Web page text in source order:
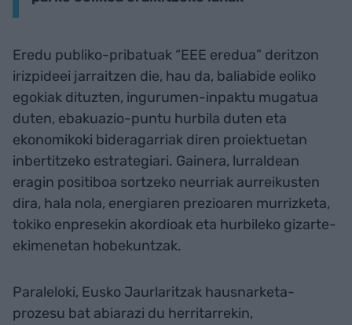
Eredu publiko-pribatuak “EEE eredua” deritzon
irizpideei jarraitzen die, hau da, baliabide eoliko
egokiak dituzten, ingurumen-inpaktu mugatua
duten, ebakuazio-puntu hurbila duten eta
ekonomikoki bideragarriak diren proiektuetan
inbertitzeko estrategiari. Gainera, lurraldean
eragin positiboa sortzeko neurriak aurreikusten
dira, hala nola, energiaren prezioaren murrizketa,
tokiko enpresekin akordioak eta hurbileko gizarte-
ekimenetan hobekuntzak.
Paraleloki, Eusko Jaurlaritzak hausnarketa-
prozesu bat abiarazi du herritarrekin,